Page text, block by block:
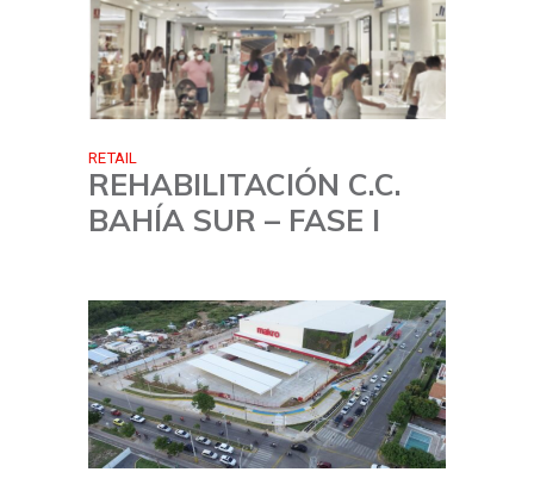
RETAIL
REHABILITACIÓN C.C.
BAHÍA SUR – FASE I